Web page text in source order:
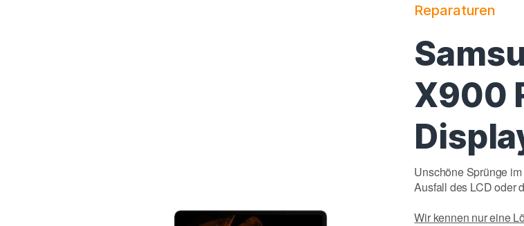
Reparaturen
X900
Unschöne Sprünge
Ausfall des LCD oder
Wir kennen nur eine